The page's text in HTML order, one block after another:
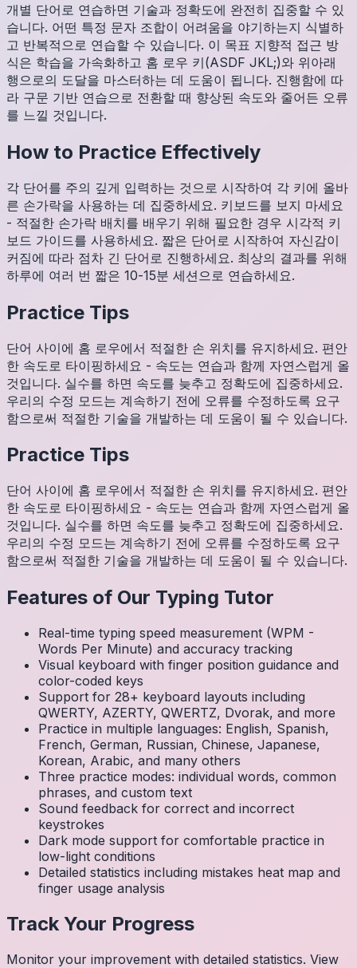
개별 단어로 연습하면 기술과 정확도에 완전히 집중할 수 있
습니다. 어떤 특정 문자 조합이 어려움을 야기하는지 식별하
고 반복적으로 연습할 수 있습니다. 이 목표 지향적 접근 방
식은 학습을 가속화하고 홈 로우 키(ASDF JKL;)와 위아래
행으로의 도달을 마스터하는 데 도움이 됩니다. 진행함에 따
라 구문 기반 연습으로 전환할 때 향상된 속도와 줄어든 오류
를 느낄 것입니다.
How to Practice Effectively
각 단어를 주의 깊게 입력하는 것으로 시작하여 각 키에 올바
른 손가락을 사용하는 데 집중하세요. 키보드를 보지 마세요
- 적절한 손가락 배치를 배우기 위해 필요한 경우 시각적 키
보드 가이드를 사용하세요. 짧은 단어로 시작하여 자신감이
커짐에 따라 점차 긴 단어로 진행하세요. 최상의 결과를 위해
하루에 여러 번 짧은 10-15분 세션으로 연습하세요.
Practice Tips
단어 사이에 홈 로우에서 적절한 손 위치를 유지하세요. 편안
한 속도로 타이핑하세요 - 속도는 연습과 함께 자연스럽게 올
것입니다. 실수를 하면 속도를 늦추고 정확도에 집중하세요.
우리의 수정 모드는 계속하기 전에 오류를 수정하도록 요구
함으로써 적절한 기술을 개발하는 데 도움이 될 수 있습니다.
Practice Tips
단어 사이에 홈 로우에서 적절한 손 위치를 유지하세요. 편안
한 속도로 타이핑하세요 - 속도는 연습과 함께 자연스럽게 올
것입니다. 실수를 하면 속도를 늦추고 정확도에 집중하세요.
우리의 수정 모드는 계속하기 전에 오류를 수정하도록 요구
함으로써 적절한 기술을 개발하는 데 도움이 될 수 있습니다.
Features of Our Typing Tutor
Real-time typing speed measurement (WPM -
Words Per Minute) and accuracy tracking
Visual keyboard with finger position guidance and
color-coded keys
Support for 28+ keyboard layouts including
QWERTY, AZERTY, QWERTZ, Dvorak, and more
Practice in multiple languages: English, Spanish,
French, German, Russian, Chinese, Japanese,
Korean, Arabic, and many others
Three practice modes: individual words, common
phrases, and custom text
Sound feedback for correct and incorrect
keystrokes
Dark mode support for comfortable practice in
low-light conditions
Detailed statistics including mistakes heat map and
finger usage analysis
Track Your Progress
Monitor your improvement with detailed statistics. View